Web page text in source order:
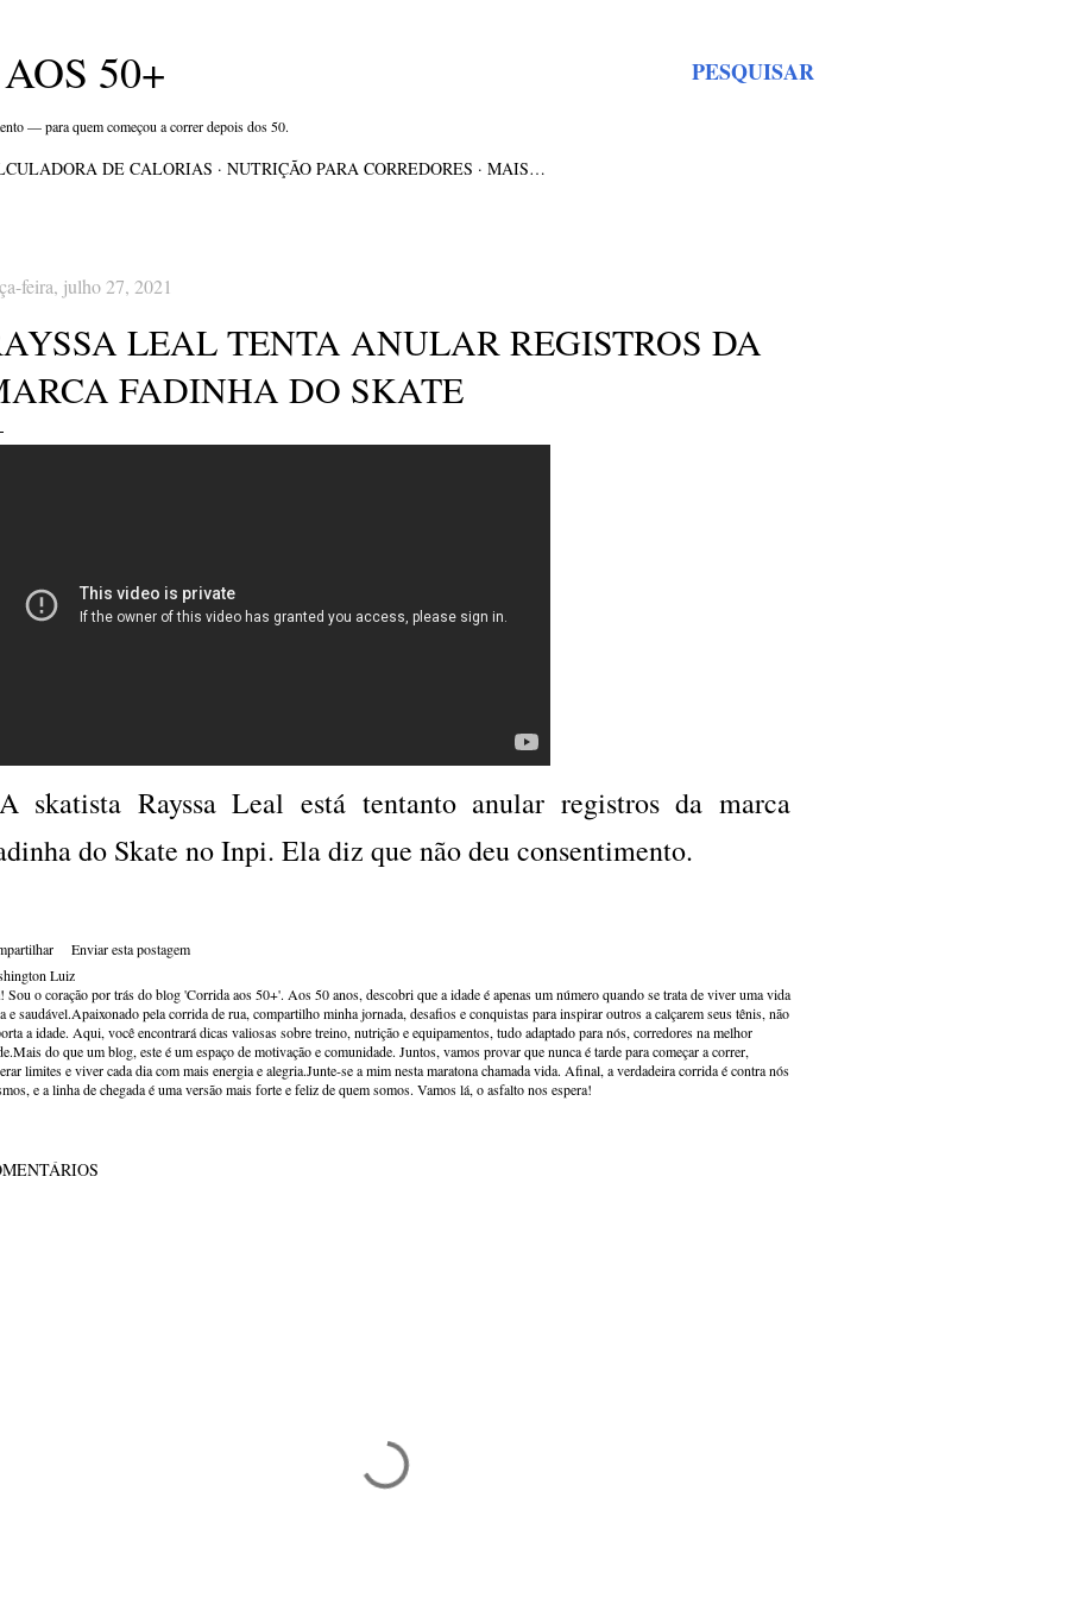
PESQUISAR
50+
— para quem começou a correr depois dos 50.
DE CALORIAS NUTRIÇÃO PARA CORREDORES MAIS…
feira, julho 27, 2021
LEAL TENTA ANULAR REGISTROS DA
FADINHA DO SKATE
A skatista Rayssa Leal está tentanto anular registros da marca
do Skate no Inpi. Ela diz que não deu consentimento.
Enviar esta postagem
Luiz
Sou o coração por trás do blog 'Corrida aos 50+'. Aos 50 anos, descobri que a idade é apenas um número quando se trata de viver uma vida
e saudável.Apaixonado pela corrida de rua, compartilho minha jornada, desafios e conquistas para inspirar outros a calçarem seus tênis, não
a idade. Aqui, você encontrará dicas valiosas sobre treino, nutrição e equipamentos, tudo adaptado para nós, corredores na melhor
do que um blog, este é um espaço de motivação e comunidade. Juntos, vamos provar que nunca é tarde para começar a correr,
limites e viver cada dia com mais energia e alegria.Junte-se a mim nesta maratona chamada vida. Afinal, a verdadeira corrida é contra nós
e a linha de chegada é uma versão mais forte e feliz de quem somos. Vamos lá, o asfalto nos espera!